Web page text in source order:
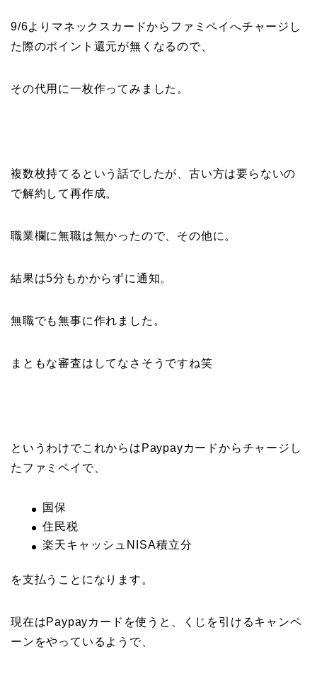
9/6よりマネックスカードからファミペイへチャージし
た際のポイント還元が無くなるので、
その代用に一枚作ってみました。
複数枚持てるという話でしたが、古い方は要らないの
で解約して再作成。
職業欄に無職は無かったので、その他に。
結果は5分もかからずに通知。
無職でも無事に作れました。
まともな審査はしてなさそうですね笑
というわけでこれからはPaypayカードからチャージし
たファミペイで、
国保
住民税
楽天キャッシュNISA積立分
を支払うことになります。
現在はPaypayカードを使うと、くじを引けるキャンペ
ーンをやっているようで、